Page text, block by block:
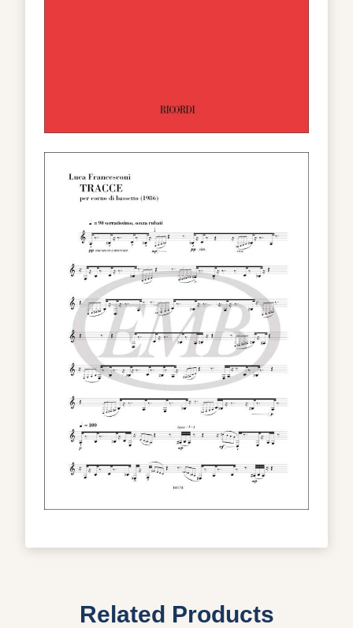
Related Products